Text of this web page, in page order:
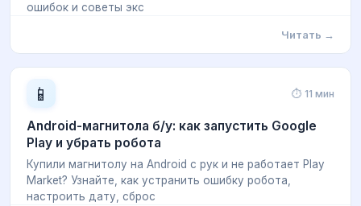
ошибок и советы экс
Читать →
📱 ⏱ 11 мин
Android-магнитола б/у: как запустить Google
Play и убрать робота
Купили магнитолу на Android с рук и не работает Play
Market? Узнайте, как устранить ошибку робота,
настроить дату, сброс